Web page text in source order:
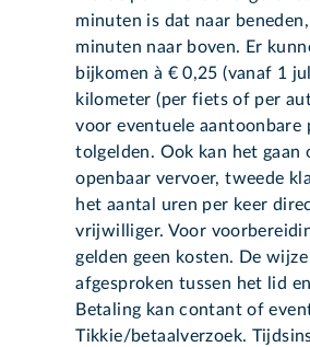
minuten is dat naar
minuten naar boven. Er
bijkomen à € 0,25 (vanaf 1
kilometer (per fiets of per
voor eventuele aantoonbare
tolgelden. Ook kan het gaan
openbaar vervoer, tweede
het aantal uren per keer
vrijwilliger. Voor
gelden geen kosten. De
afgesproken tussen het lid
Betaling kan contant of
Tikkie/betaalverzoek.